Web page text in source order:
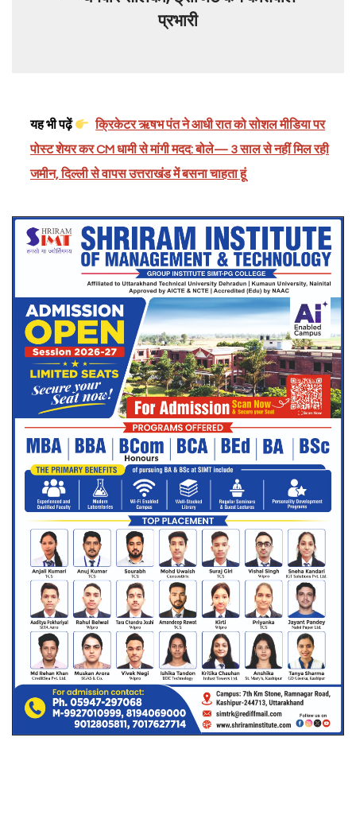
प्रभारी
यह भी पढ़ें
क्रिकेटर ऋषभ पंत ने आधी रात को सोशल मीडिया पर
पोस्ट शेयर कर CM धामी से मांगी मदद: बोले— 3 साल से नहीं मिल रही
जमीन, दिल्ली से वापस उत्तराखंड में बसना चाहता हूं